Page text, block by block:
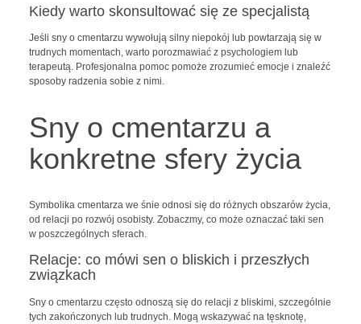
Kiedy warto skonsultować się ze specjalistą
Jeśli sny o cmentarzu wywołują silny niepokój lub powtarzają się w
trudnych momentach, warto porozmawiać z psychologiem lub
terapeutą. Profesjonalna pomoc pomoże zrozumieć emocje i znaleźć
sposoby radzenia sobie z nimi.
Sny o cmentarzu a
konkretne sfery życia
Symbolika cmentarza we śnie odnosi się do różnych obszarów życia,
od relacji po rozwój osobisty. Zobaczmy, co może oznaczać taki sen
w poszczególnych sferach.
Relacje: co mówi sen o bliskich i przeszłych
związkach
Sny o cmentarzu często odnoszą się do relacji z bliskimi, szczególnie
tych zakończonych lub trudnych. Mogą wskazywać na tęsknotę,